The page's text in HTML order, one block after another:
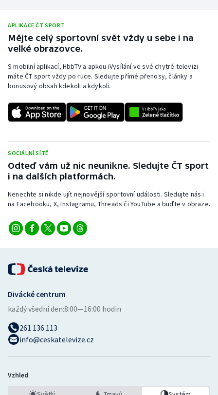
APLIKACE ČT SPORT
Mějte celý sportovní svět vždy u sebe i na
velké obrazovce.
S mobilní aplikací, HbbTV a apkou iVysílání ve své chytré televizi
máte ČT sport vždy po ruce. Sledujte přímé přenosy, články a
bonusový obsah kdekoli a kdykoli.
SOCIÁLNÍ SÍTĚ
Odteď vám už nic neunikne. Sledujte ČT sport
i na dalších platformách.
Nenechte si nikde ujít nejnovější sportovní události. Sledujte nás i
na Facebooku, X, Instagramu, Threads či YouTube a buďte v obraze.
Divácké centrum
každý všední den:8:00—16:00 hodin
261 136 113
info@ceskatelevize.cz
Vzhled